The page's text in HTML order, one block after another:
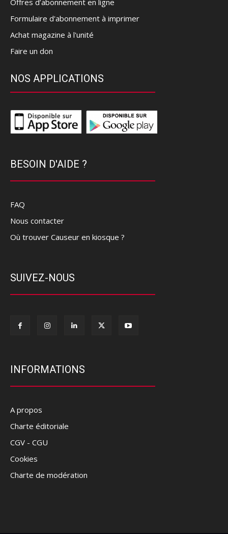
Formulaire d'abonnement à imprimer
Achat magazine à l'unité
Faire un don
NOS APPLICATIONS
BESOIN D'AIDE ?
FAQ
Nous contacter
Où trouver Causeur en kiosque ?
SUIVEZ-NOUS
INFORMATIONS
A propos
Charte éditoriale
CGV - CGU
Cookies
Charte de modération